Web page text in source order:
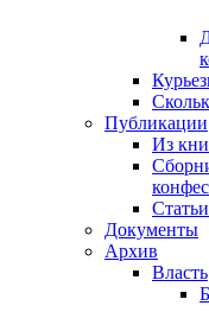
Публикации
Из
Документы
Архив
Власть